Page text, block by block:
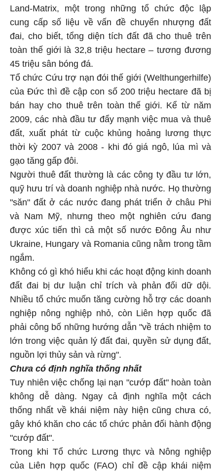
Land-Matrix, một trong những tổ chức độc lập
cung cấp số liệu về vấn đề chuyển nhượng đất
đai, cho biết, tổng diện tích đất đã cho thuê trên
toàn thế giới là 32,8 triệu hectare – tương đương
45 triệu sân bóng đá.
Tổ chức Cứu trợ nạn đói thế giới (Welthungerhilfe)
của Đức thì đề cập con số 200 triệu hectare đã bị
bán hay cho thuê trên toàn thế giới. Kể từ năm
2009, các nhà đầu tư đẩy mạnh việc mua và thuê
đất, xuất phát từ cuộc khủng hoảng lương thực
thời kỳ 2007 và 2008 - khi đó giá ngô, lúa mì và
gạo tăng gấp đôi.
Người thuê đất thường là các công ty đầu tư lớn,
quỹ hưu trí và doanh nghiệp nhà nước. Họ thường
"săn" đất ở các nước đang phát triển ở châu Phi
và Nam Mỹ, nhưng theo một nghiên cứu đang
được xúc tiến thì cả một số nước Đông Âu như
Ukraine, Hungary và Romania cũng nằm trong tầm
ngắm.
Không có gì khó hiểu khi các hoạt động kinh doanh
đất đai bị dư luận chỉ trích và phản đối dữ dội.
Nhiều tổ chức muốn tăng cường hỗ trợ các doanh
nghiệp nông nghiệp nhỏ, còn Liên hợp quốc đã
phải công bố những hướng dẫn "về trách nhiệm to
lớn trong việc quản lý đất đai, quyền sử dụng đất,
nguồn lợi thủy sản và rừng".
Chưa có định nghĩa thống nhất
Tuy nhiên việc chống lại nạn "cướp đất" hoàn toàn
không dễ dàng. Ngay cả định nghĩa một cách
thống nhất về khái niệm này hiện cũng chưa có,
gây khó khăn cho các tổ chức phản đối hành động
"cướp đất".
Trong khi Tổ chức Lương thực và Nông nghiệp
của Liên hợp quốc (FAO) chỉ đề cập khái niệm